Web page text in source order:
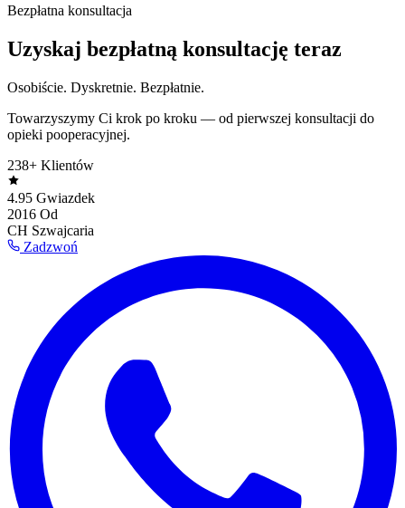
Bezpłatna konsultacja
Uzyskaj bezpłatną konsultację teraz
Osobiście. Dyskretnie. Bezpłatnie.
Towarzyszymy Ci krok po kroku — od pierwszej konsultacji do
opieki pooperacyjnej.
238+ Klientów
4.95 Gwiazdek
2016 Od
CH Szwajcaria
Zadzwoń